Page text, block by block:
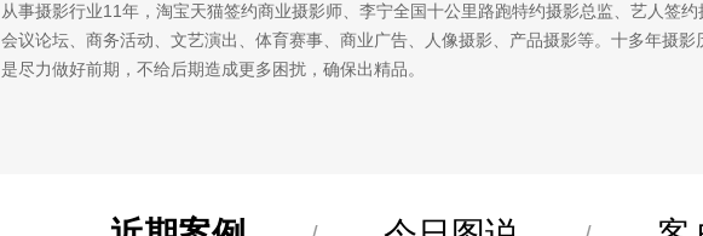
从事摄影行业11年，淘宝天猫签约商业摄影师、李宁全国十公里路跑特约摄影总监、艺人签约
会议论坛、商务活动、文艺演出、体育赛事、商业广告、人像摄影、产品摄影等。十多年摄影
是尽力做好前期，不给后期造成更多困扰，确保出精品。